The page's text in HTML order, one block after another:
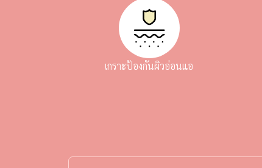
เกราะป้องกันผิวอ่อนแอ